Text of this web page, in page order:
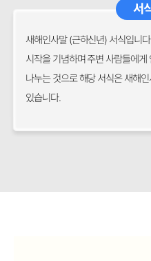
서
새해인사말 (근하신년) 서식입니
시작을 기념하며 주변 사람들에
나누는 것으로 해당 서식은 새해
있습니다.